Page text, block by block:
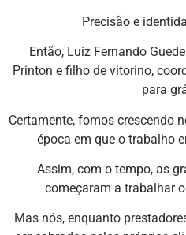
Precisão e
Então, Luiz Fernando
Printon e filho de vitorino,
para
Certamente, fomos crescendo
época em que o trabalho
Assim, com o tempo, as
começaram a trabalhar
Mas nós, enquanto